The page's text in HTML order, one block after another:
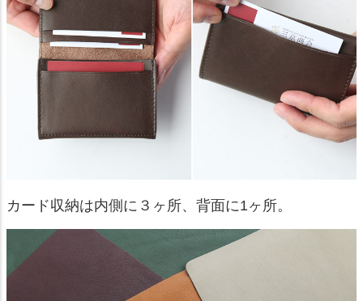
カード収納は内側に３ヶ所、背面に1ヶ所。